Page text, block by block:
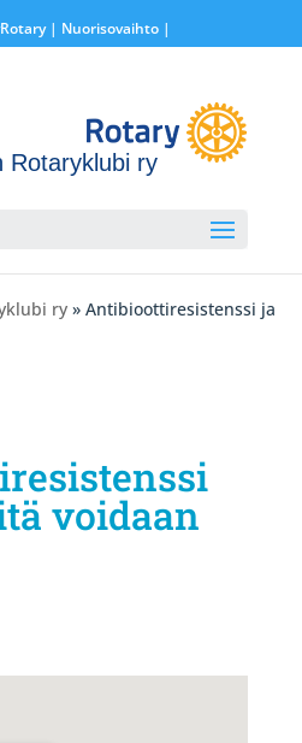
| Nuorisovaihto|
Rotaryklubi ry
ry » Antibioottiresistenssi ja
voidaan